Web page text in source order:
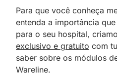
Para que você conheça
entenda a importância
para o seu hospital,
exclusivo e gratuito com
saber sobre os módulos
Wareline.